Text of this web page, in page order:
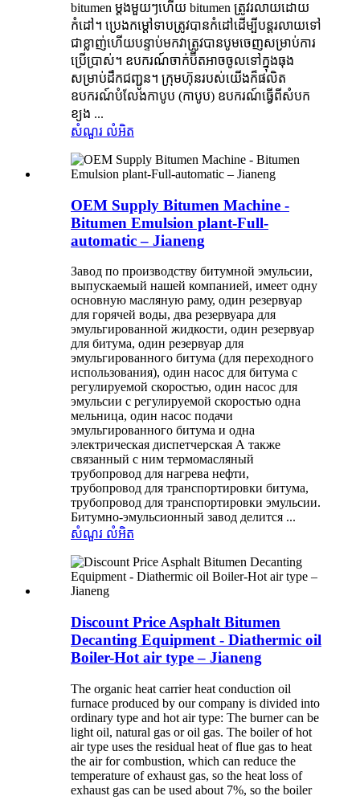
bitumen ម្តងមួយៗហើយ bitumen ត្រូវរលាយដោយ
កំដៅ។ ប្រេងកម្ដៅទាបត្រូវបានកំដៅដើម្បីបន្ដរលាយទៅ
ជាខ្លាញ់ហើយបន្ទាប់មកវាត្រូវបានបូមចេញសម្រាប់ការ
ប្រើប្រាស់។ ឧបករណ៍ចាក់ប៊ីតអាចចូលទៅក្នុងធុង
សម្រាប់ដឹកជញ្ជូន។ ក្រុមហ៊ុនរបស់យើងក៏ផលិត
ឧបករណ៍បំលែងកាបូប (កាបូប) ឧបករណ៍ធ្វើពីសំបក
ខ្យង ...
សំណួរ លំអិត
OEM Supply Bitumen Machine -
Bitumen Emulsion plant-Full-
automatic – Jianeng
Завод по производству битумной эмульсии,
выпускаемый нашей компанией, имеет одну
основную масляную раму, один резервуар
для горячей воды, два резервуара для
эмульгированной жидкости, один резервуар
для битума, один резервуар для
эмульгированного битума (для переходного
использования), один насос для битума с
регулируемой скоростью, один насос для
эмульсии с регулируемой скоростью одна
мельница, один насос подачи
эмульгированного битума и одна
электрическая диспетчерская А также
связанный с ним термомасляный
трубопровод для нагрева нефти,
трубопровод для транспортировки битума,
трубопровод для транспортировки эмульсии.
Битумно-эмульсионный завод делится ...
សំណួរ លំអិត
Discount Price Asphalt Bitumen
Decanting Equipment - Diathermic oil
Boiler-Hot air type – Jianeng
The organic heat carrier heat conduction oil
furnace produced by our company is divided into
ordinary type and hot air type: The burner can be
light oil, natural gas or oil gas. The boiler of hot
air type uses the residual heat of flue gas to heat
the air for combustion, which can reduce the
temperature of exhaust gas, so the heat loss of
exhaust gas can be used about 7%, so the boiler